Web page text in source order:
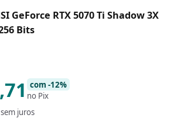
GeForce RTX 5070 Ti Shadow 3X
Bits
com -12%
no Pix
juros